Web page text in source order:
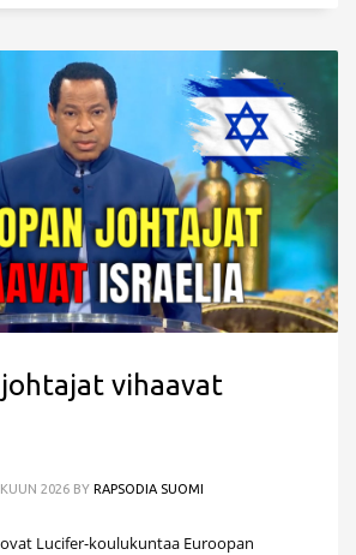
vihaavat
2026 BY RAPSODIA SUOMI
Lucifer-koulukuntaa Euroopan